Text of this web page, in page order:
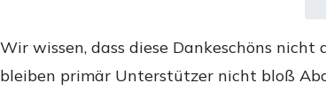
Wir wissen, dass diese Dankeschöns
bleiben primär Unterstützer nicht bloß